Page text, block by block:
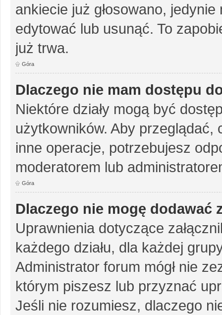
ankiecie już głosowano,
edytować lub usunąć. To
już trwa.
Góra
Dlaczego nie mam dostępu
Niektóre działy mogą być
użytkowników. Aby
inne operacje, potrzebujesz
moderatorem lub
Góra
Dlaczego nie mogę dodawać
Uprawnienia dotyczące
każdego działu, dla każdej
Administrator forum mógł nie
którym piszesz lub przyznać
Jeśli nie rozumiesz, dlaczego